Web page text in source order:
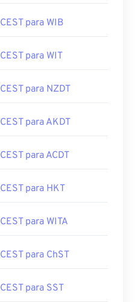
CEST para WIB
CEST para WIT
CEST para NZDT
CEST para AKDT
CEST para ACDT
CEST para HKT
CEST para WITA
CEST para ChST
CEST para SST